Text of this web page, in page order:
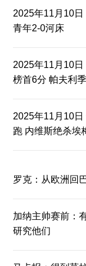
2025年11月10
青年2-0河床
2025年11月10
榜首6分 帕夫利
2025年11月10
跑 内维斯绝杀埃
罗克：从欧洲回
加纳主帅赛前：
研究他们